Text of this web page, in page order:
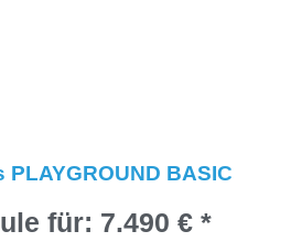
BASIC
für: 7.490 € *